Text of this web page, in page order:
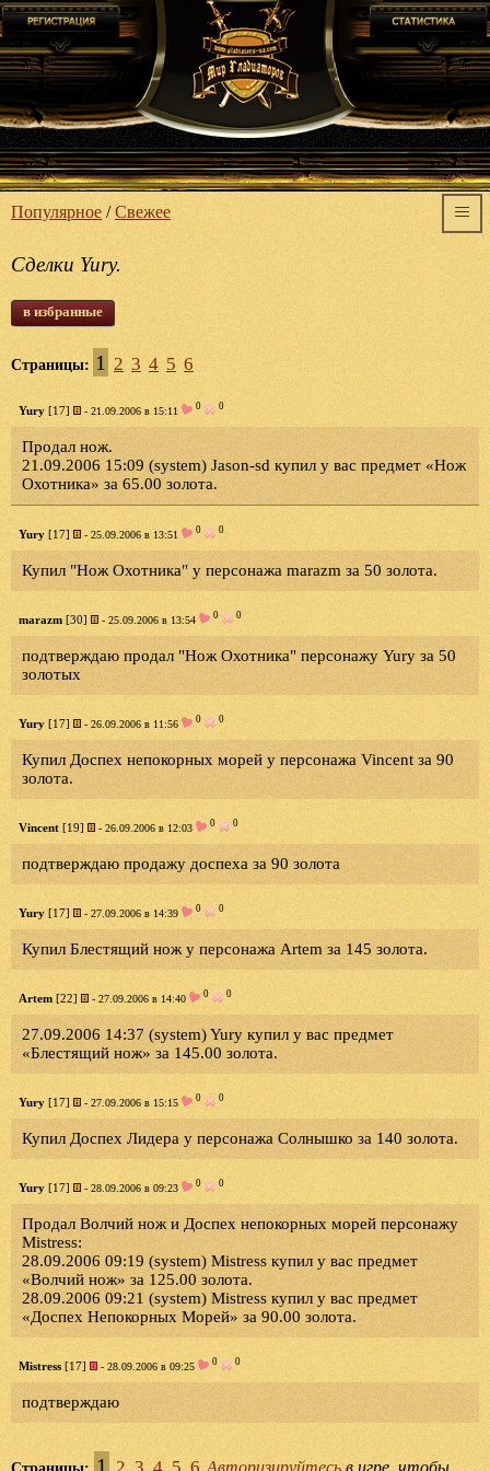
Популярное /Свежее
Сделки Yury.
в избранные
Страницы: 1 2 3 4 5 6
Yury [17] - 21.09.2006 в 15:11 0 0
Продал нож.
21.09.2006 15:09 (system) Jason-sd купил у вас предмет «Нож
Охотника» за 65.00 золота.
Yury [17] - 25.09.2006 в 13:51 0 0
Купил "Нож Охотника" у персонажа marazm за 50 золота.
marazm [30] - 25.09.2006 в 13:54 0 0
подтверждаю продал "Нож Охотника" персонажу Yury за 50
золотых
Yury [17] - 26.09.2006 в 11:56 0 0
Купил Доспех непокорных морей у персонажа Vincent за 90
золота.
Vincent [19] - 26.09.2006 в 12:03 0 0
подтверждаю продажу доспеха за 90 золота
Yury [17] - 27.09.2006 в 14:39 0 0
Купил Блестящий нож у персонажа Artem за 145 золота.
Artem [22] - 27.09.2006 в 14:40 0 0
27.09.2006 14:37 (system) Yury купил у вас предмет
«Блестящий нож» за 145.00 золота.
Yury [17] - 27.09.2006 в 15:15 0 0
Купил Доспех Лидера у персонажа Солнышко за 140 золота.
Yury [17] - 28.09.2006 в 09:23 0 0
Продал Волчий нож и Доспех непокорных морей персонажу
Mistress:
28.09.2006 09:19 (system) Mistress купил у вас предмет
«Волчий нож» за 125.00 золота.
28.09.2006 09:21 (system) Mistress купил у вас предмет
«Доспех Непокорных Морей» за 90.00 золота.
Mistress [17] - 28.09.2006 в 09:25 0 0
подтверждаю
1 Авторизируйтесь в игре, чтобы